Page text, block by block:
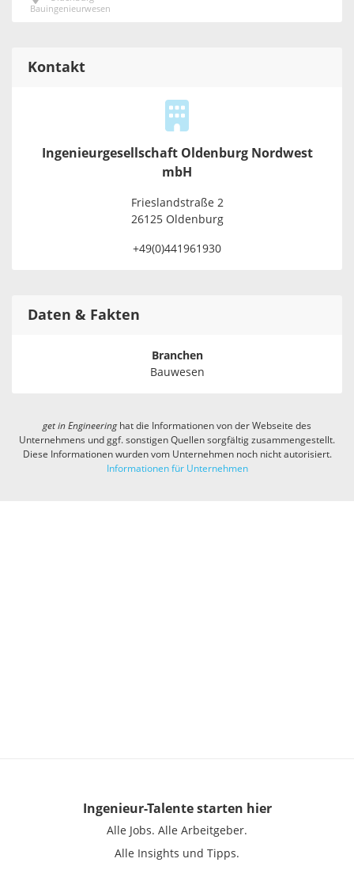
Bauingenieurwesen
Kontakt
Ingenieurgesellschaft Oldenburg Nordwest
mbH
Frieslandstraße 2
26125 Oldenburg
+49(0)441961930
Daten & Fakten
Branchen
Bauwesen
get in Engineeringhat die Informationen von der Webseite des
Unternehmens und ggf. sonstigen Quellen sorgfältig zusammengestellt.
Diese Informationen wurden vom Unternehmen noch nicht autorisiert.
Informationen für Unternehmen
Ingenieur-Talentestarten hier
Alle Jobs. Alle Arbeitgeber.
Alle Insights und Tipps.